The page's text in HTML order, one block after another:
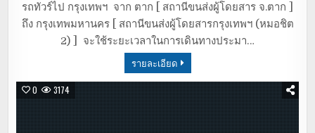
รถทัวร์ไป กรุงเทพฯ จาก ตาก [ สถานีขนส่งผู้โดยสาร จ.ตาก ]
ถึง กรุงเทพมหานคร [ สถานีขนส่งผู้โดยสารกรุงเทพฯ (หมอชิต
2) ] จะใช้ระยะเวลาในการเดินทางประมา…
รายละเอียด
0 3174